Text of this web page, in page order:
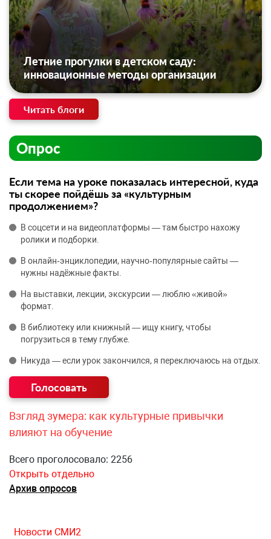
Летние прогулки в детском саду:
инновационные методы организации
Читать блоги
Опрос
Если тема на уроке показалась интересной, куда
ты скорее пойдёшь за «культурным
продолжением»?
В соцсети и на видеоплатформы — там быстро нахожу
ролики и подборки.
В онлайн‑энциклопедии, научно‑популярные сайты —
нужны надёжные факты.
На выставки, лекции, экскурсии — люблю «живой»
формат.
В библиотеку или книжный — ищу книгу, чтобы
погрузиться в тему глубже.
Никуда — если урок закончился, я переключаюсь на отдых.
Взгляд зумера: как культурные привычки
влияют на обучение
Всего проголосовало: 2256
Открыть отдельно
Архив опросов
Новости СМИ2